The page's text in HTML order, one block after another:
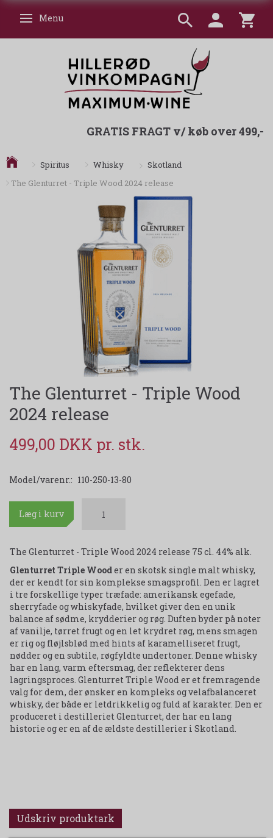
Skifte navigation
Menu
GRATIS FRAGT v/ køb over 499,-
Spiritus Whisky
Skotland
The Glenturret - Triple Wood 2024 release
The Glenturret - Triple Wood
2024 release
499,00 DKK
Model/varenr.: 110-250-13-80
Læg i kurv
The Glenturret - Triple Wood 2024 release 75 cl. 44% alk.
Glenturret Triple Wooder en skotsk single malt whisky,
der er kendt for sin komplekse smagsprofil. Den er lagret
i tre forskellige typer træfade: amerikansk egefade,
sherryfade og whiskyfade, hvilket giver den en unik
balance af sødme, krydderier og røg. Duften byder på noter
af vanilje, tørret frugt og en let krydret røg, mens smagen
er rig og fløjlsblød med hints af karamelliseret frugt,
nødder og en subtile, røgfyldte undertoner. Denne whisky
har en lang, varm eftersmag, der reflekterer dens
lagringsproces. Glenturret Triple Wood er et fremragende
valg for dem, der ønsker en kompleks og velafbalanceret
whisky, der både er letdrikkelig og fuld af karakter. Den er
produceret i destilleriet Glenturret, der har en lang
historie og er en af de ældste destillerier i Skotland.
Udskriv produktark